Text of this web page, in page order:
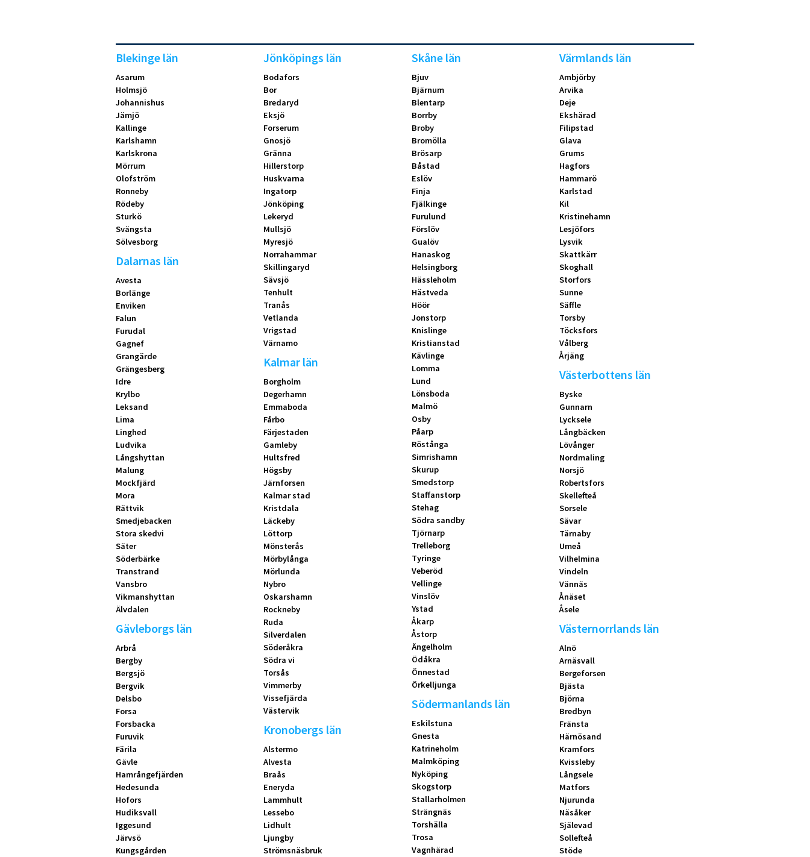
Blekinge län
Asarum
Holmsjö
Johannishus
Jämjö
Kallinge
Karlshamn
Karlskrona
Mörrum
Olofström
Ronneby
Rödeby
Sturkö
Svängsta
Sölvesborg
Dalarnas län
Avesta
Borlänge
Enviken
Falun
Furudal
Gagnef
Grangärde
Grängesberg
Idre
Krylbo
Leksand
Lima
Linghed
Ludvika
Långshyttan
Malung
Mockfjärd
Mora
Rättvik
Smedjebacken
Stora skedvi
Säter
Söderbärke
Transtrand
Vansbro
Vikmanshyttan
Älvdalen
Gävleborgs län
Arbrå
Bergby
Bergsjö
Bergvik
Delsbo
Forsa
Forsbacka
Furuvik
Färila
Gävle
Hamrångefjärden
Hedesunda
Hofors
Hudiksvall
Iggesund
Järvsö
Kungsgården
Jönköpings län
Bodafors
Bor
Bredaryd
Eksjö
Forserum
Gnosjö
Gränna
Hillerstorp
Huskvarna
Ingatorp
Jönköping
Lekeryd
Mullsjö
Myresjö
Norrahammar
Skillingaryd
Sävsjö
Tenhult
Tranås
Vetlanda
Vrigstad
Värnamo
Kalmar län
Borgholm
Degerhamn
Emmaboda
Fårbo
Färjestaden
Gamleby
Hultsfred
Högsby
Järnforsen
Kalmar stad
Kristdala
Läckeby
Löttorp
Mönsterås
Mörbylånga
Mörlunda
Nybro
Oskarshamn
Rockneby
Ruda
Silverdalen
Söderåkra
Södra vi
Torsås
Vimmerby
Vissefjärda
Västervik
Kronobergs län
Alstermo
Alvesta
Braås
Eneryda
Lammhult
Lessebo
Lidhult
Ljungby
Strömsnäsbruk
Skåne län
Bjuv
Bjärnum
Blentarp
Borrby
Broby
Bromölla
Brösarp
Båstad
Eslöv
Finja
Fjälkinge
Furulund
Förslöv
Gualöv
Hanaskog
Helsingborg
Hässleholm
Hästveda
Höör
Jonstorp
Knislinge
Kristianstad
Kävlinge
Lomma
Lund
Lönsboda
Malmö
Osby
Påarp
Röstånga
Simrishamn
Skurup
Smedstorp
Staffanstorp
Stehag
Södra sandby
Tjörnarp
Trelleborg
Tyringe
Veberöd
Vellinge
Vinslöv
Ystad
Åkarp
Åstorp
Ängelholm
Ödåkra
Önnestad
Örkelljunga
Södermanlands län
Eskilstuna
Gnesta
Katrineholm
Malmköping
Nyköping
Skogstorp
Stallarholmen
Strängnäs
Torshälla
Trosa
Vagnhärad
Värmlands län
Ambjörby
Arvika
Deje
Ekshärad
Filipstad
Glava
Grums
Hagfors
Hammarö
Karlstad
Kil
Kristinehamn
Lesjöfors
Lysvik
Skattkärr
Skoghall
Storfors
Sunne
Säffle
Torsby
Töcksfors
Vålberg
Årjäng
Västerbottens län
Byske
Gunnarn
Lycksele
Långbäcken
Lövånger
Nordmaling
Norsjö
Robertsfors
Skellefteå
Sorsele
Sävar
Tärnaby
Umeå
Vilhelmina
Vindeln
Vännäs
Ånäset
Åsele
Västernorrlands län
Alnö
Arnäsvall
Bergeforsen
Bjästa
Björna
Bredbyn
Fränsta
Härnösand
Kramfors
Kvissleby
Långsele
Matfors
Njurunda
Näsåker
Själevad
Sollefteå
Stöde